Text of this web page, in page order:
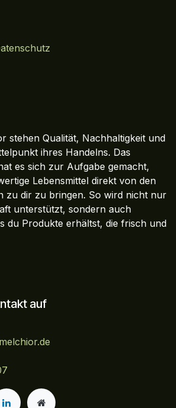
stehen Qualität, Nachhaltigkeit und
ihres Handelns. Das
es sich zur Aufgabe gemacht,
Lebensmittel direkt von den
zu dir zu bringen. So wird nicht nur
unterstützt, sondern auch
du Produkte erhältst, die frisch und
auf